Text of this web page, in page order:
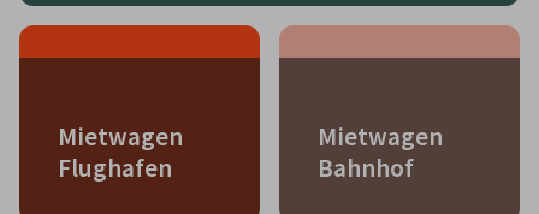
Mietwagen
Flughafen
Mietwagen
Bahnhof